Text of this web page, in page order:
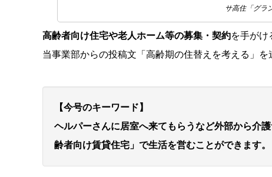
サ高住「グラ
高齢者向け住宅や老人ホーム等の募集・契約を手がけ
当事業部からの投稿文「高齢期の住替えを考える」を
【今号のキーワード】
ヘルパーさんに居室へ来てもらうなど外部から介
齢者向け賃貸住宅」で生活を営むことができます。